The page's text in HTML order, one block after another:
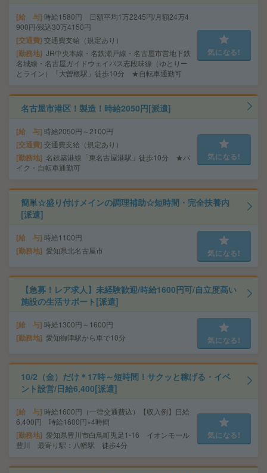
給 与 時給1580円 日額平均1万2245円/月額24万4
900円/残込30万4150円
交通費 交通費支給（規定あり）
勤務地 JR中央本線・名鉄瀬戸線・名古屋市営地下鉄
名城線・名古屋ガイドウェイバス志段味線（ゆとりー
とライン）「大曽根駅」徒歩10分 ★自転車通勤可
気になる!
名古屋市港区！製造！時給2050円[派遣]
給 与 時給2050円～2100円
交通費 交通費支給（規定あり）
勤務地 名鉄築港線「東名古屋港駅」徒歩10分 ★バ
イク・自転車通勤可
気になる!
簡単☆盛り付けメインの調理補助☆短時間・完全扶養内
[派遣]
給 与 時給1100円
勤務地 愛知県北名古屋市 気になる!
【急募！レア求人】未経験歓迎/時給1600円可/自立度高い
施設の生活サポート[派遣]
給 与 時給1300円～1600円
勤務地 愛知御津駅から車で10分 気になる!
10/2（金）だけ＊17時～短時間！サクッと稼げる・イベ
ント設営/日給6,400[派遣]
給 与 時給1600円（一律交通費込）【収入例】日給
6,400円 時給1600円×4時間
勤務地 愛知県豊川市白鳥町兎足1-16 イオンモール
豊川 最寄り駅：八幡駅 徒歩4分
気になる!